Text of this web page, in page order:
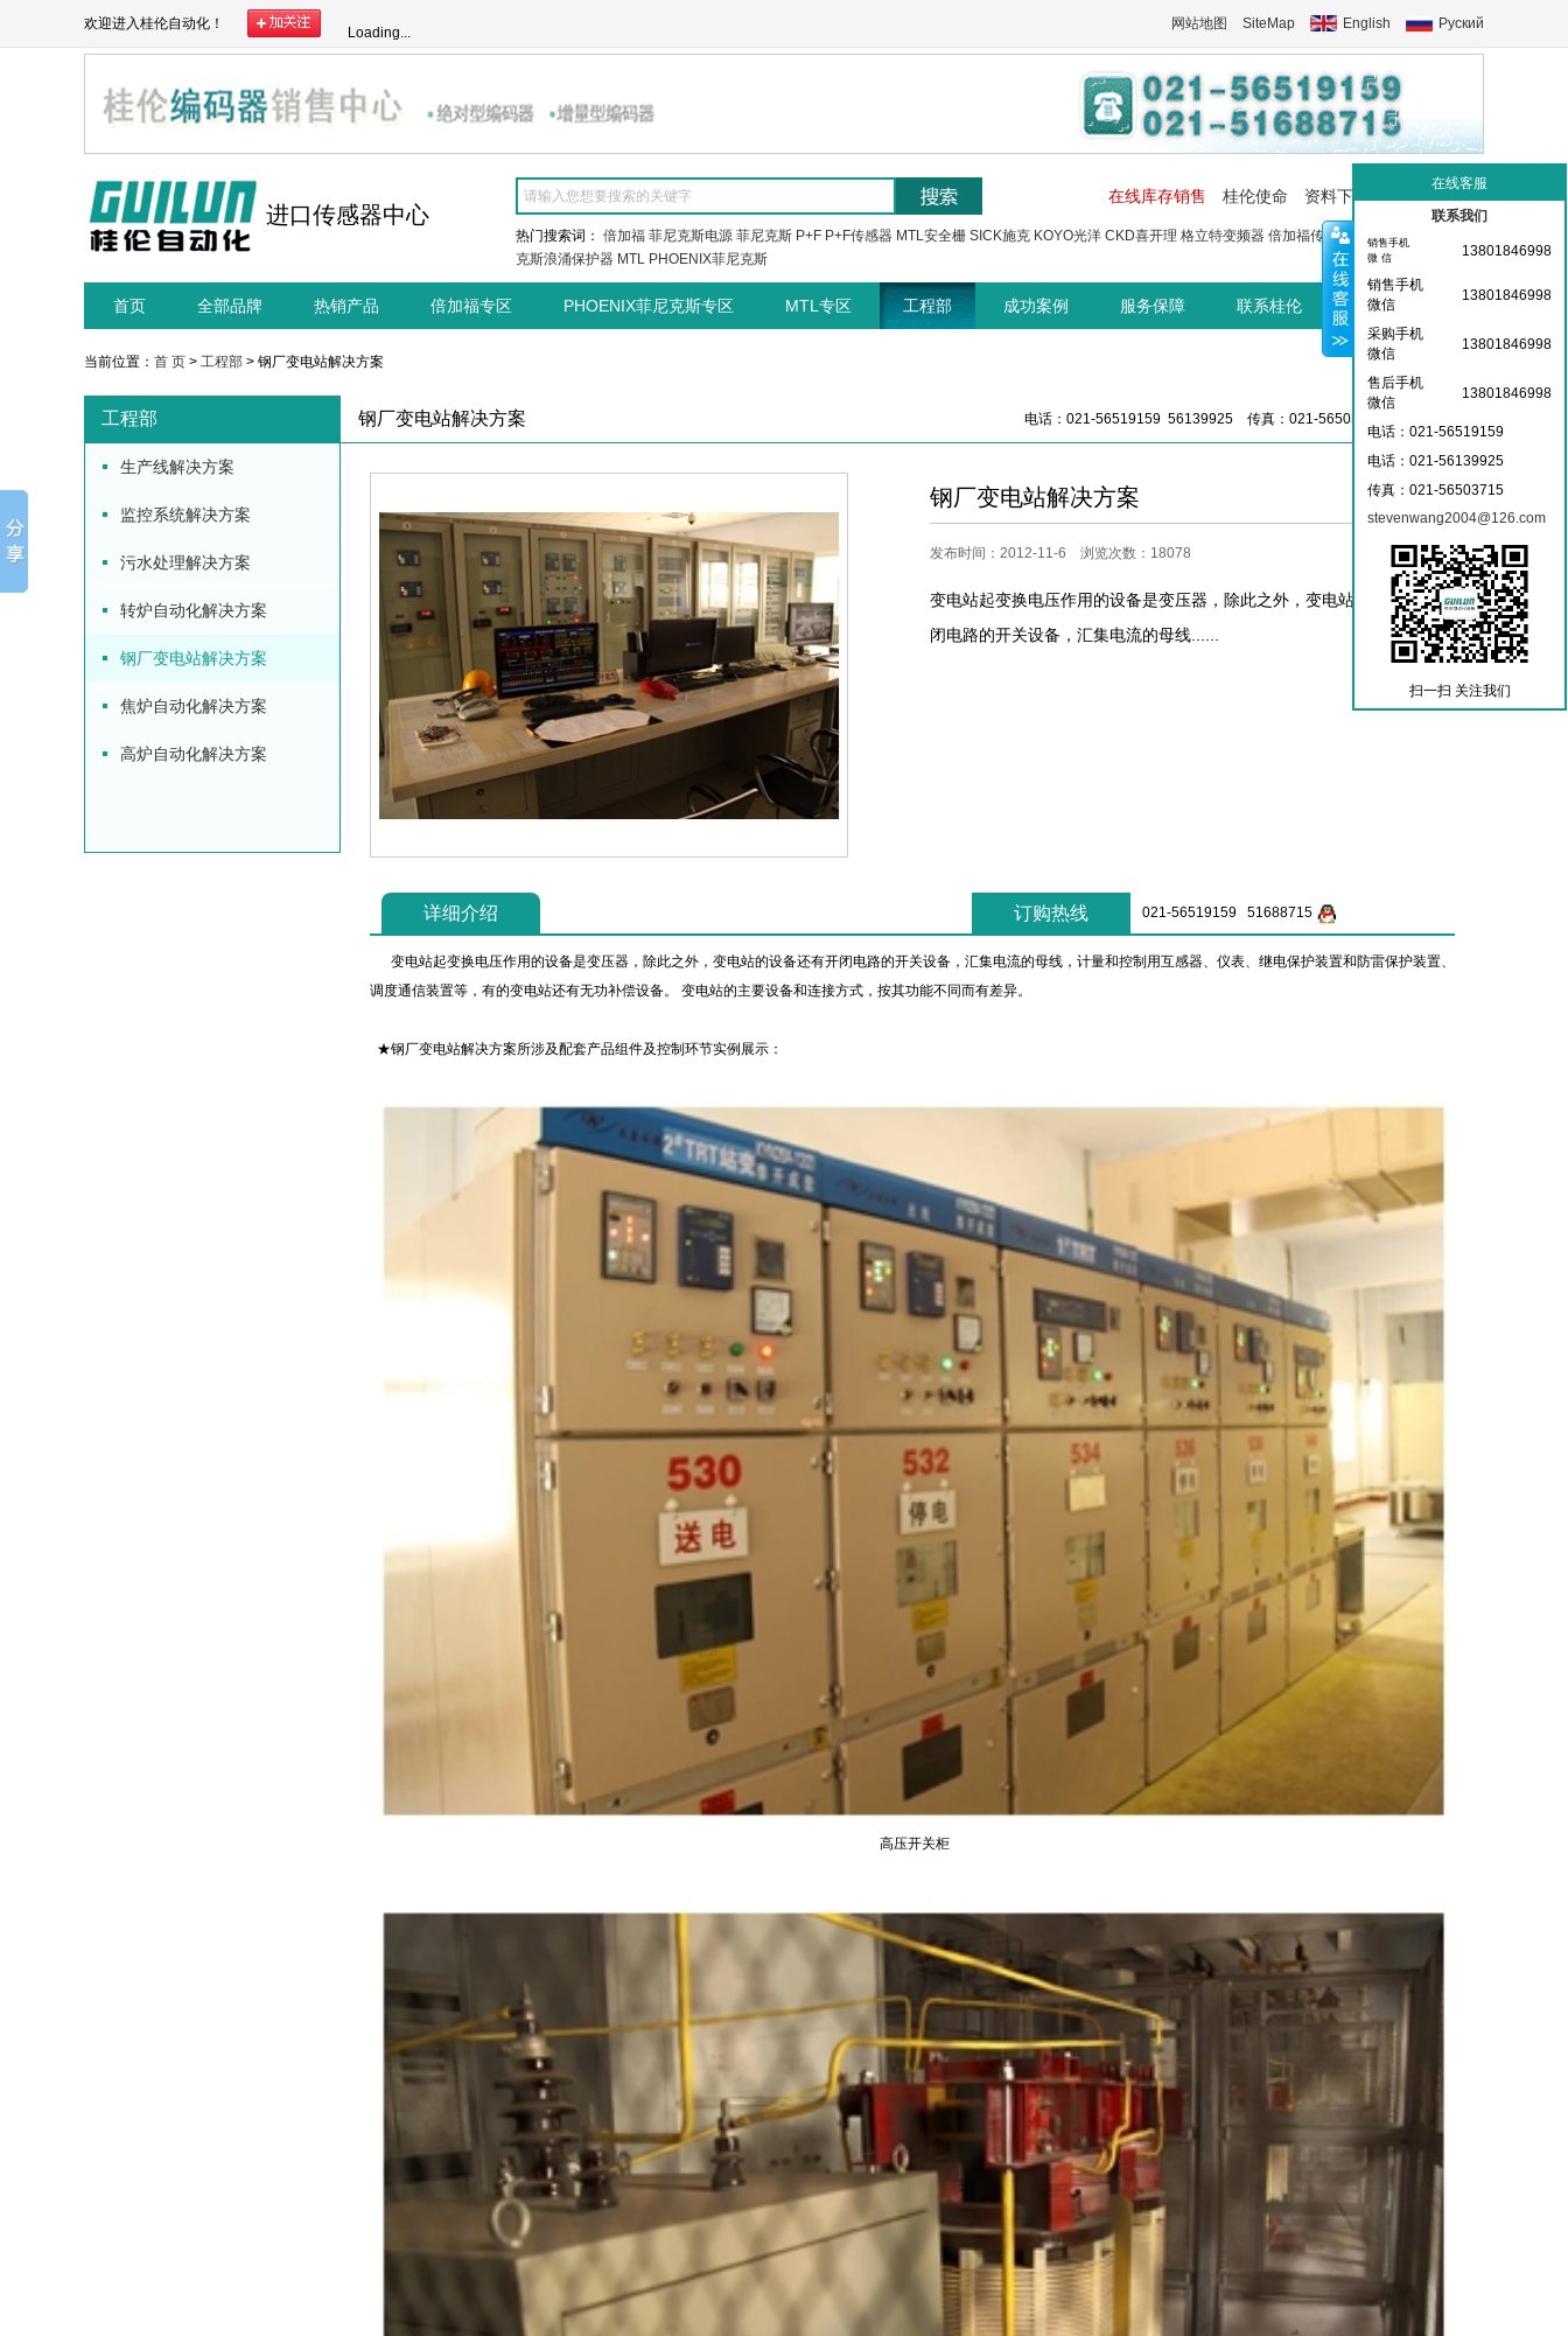
欢迎进入桂伦自动化！
Loading...
网站地图 SiteMap English Руский
进口传感器中心
在线库存销售 桂伦使命 资料下载 工控交流中心
热门搜索词： 倍加福 菲尼克斯电源 菲尼克斯 P+F P+F传感器 MTL安全栅 SICK施克 KOYO光洋 CKD喜开理 格立特变频器 倍加福传感器 菲尼克斯端子
克斯浪涌保护器 MTL PHOENIX菲尼克斯
首页 全部品牌 热销产品 倍加福专区 PHOENIX菲尼克斯专区 MTL专区 工程部 成功案例 服务保障 联系桂伦 桂伦资讯中心
当前位置： 首 页 > 工程部 > 钢厂变电站解决方案
工程部
生产线解决方案
监控系统解决方案
污水处理解决方案
转炉自动化解决方案
钢厂变电站解决方案
焦炉自动化解决方案
高炉自动化解决方案
钢厂变电站解决方案 电话：021-56519159 56139925 传真：021-56503715 36359826
钢厂变电站解决方案
发布时间：2012-11-6 浏览次数：18078
变电站起变换电压作用的设备是变压器，除此之外，变电站的设备还有开
闭电路的开关设备，汇集电流的母线......
详细介绍 订购热线 021-56519159 51688715
变电站起变换电压作用的设备是变压器，除此之外，变电站的设备还有开闭电路的开关设备，汇集电流的母线，计量和控制用互感器、仪表、继电保护装置和防雷保护装置、
调度通信装置等，有的变电站还有无功补偿设备。 变电站的主要设备和连接方式，按其功能不同而有差异。
★钢厂变电站解决方案所涉及配套产品组件及控制环节实例展示：
高压开关柜
在线客服
联系我们
销售手机
微 信
13801846998
销售手机
微信
13801846998
采购手机
微信
13801846998
售后手机
微信
13801846998
电话：021-56519159
电话：021-56139925
传真：021-56503715
stevenwang2004@126.com
扫一扫 关注我们